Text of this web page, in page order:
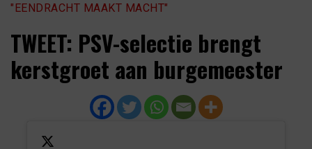
"EENDRACHT MAAKT MACHT"
TWEET: PSV-selectie brengt
kerstgroet aan burgemeester